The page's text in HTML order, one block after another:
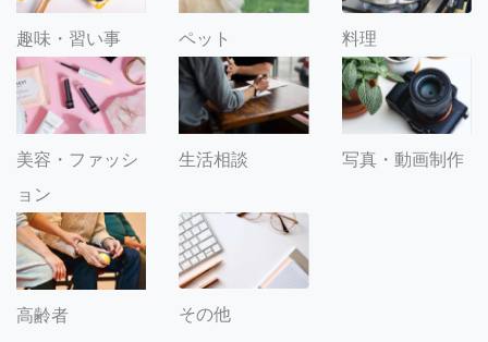
趣味・習い事 ペット 料理
美容・ファッシ
ョン
生活相談 写真・動画制作
高齢者 その他